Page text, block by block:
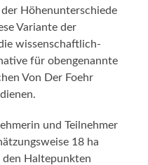
Höhenunterschiede
Variante der
wissenschaftlich-
für obengenannte
Von Der Foehr
und Teilnehmer
18 ha
den Haltepunkten